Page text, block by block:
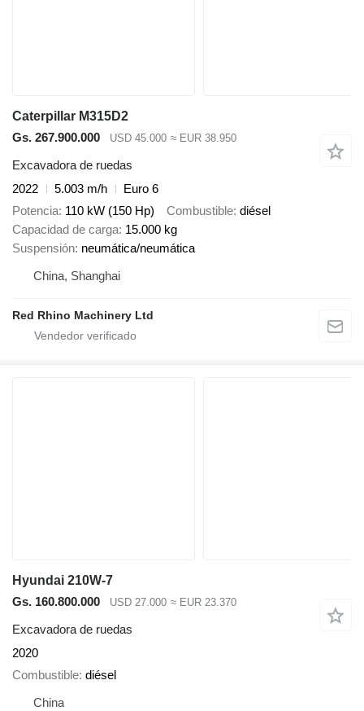
Caterpillar M315D2
Gs. 267.900.000
USD 45.000 ≈ EUR 38.950
Excavadora de ruedas
2022
5.003 m/h
Euro 6
Potencia 110 kW (150 Hp) Combustible diésel
Capacidad de carga 15.000 kg
Suspensión neumática/neumática
China, Shanghai
Red Rhino Machinery Ltd
Hyundai 210W-7
Gs. 160.800.000
USD 27.000 ≈ EUR 23.370
Excavadora de ruedas
2020
Combustible diésel
China